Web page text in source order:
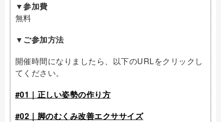
▼参加費
無料
▼ご参加方法
開催時間になりましたら、以下のURLをクリックし
てください。
#01｜正しい姿勢の作り方
#02｜脚のむくみ改善エクササイズ